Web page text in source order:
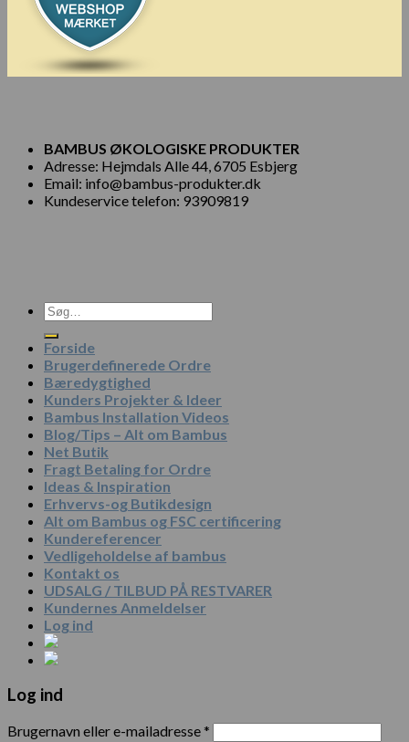
BAMBUS ØKOLOGISKE PRODUKTER
Adresse: Hejmdals Alle 44, 6705 Esbjerg
Email: info@bambus-produkter.dk
Kundeservice telefon: 93909819
Søg
efter:
Forside
Brugerdefinerede Ordre
Bæredygtighed
Kunders Projekter & Ideer
Bambus Installation Videos
Blog/Tips – Alt om Bambus
Net Butik
Fragt Betaling for Ordre
Ideas & Inspiration
Erhvervs-og Butikdesign
Alt om Bambus og FSC certificering
Kundereferencer
Vedligeholdelse af bambus
Kontakt os
UDSALG / TILBUD PÅ RESTVARER
Kundernes Anmeldelser
Log ind
Log ind
Brugernavn eller e-mailadresse*